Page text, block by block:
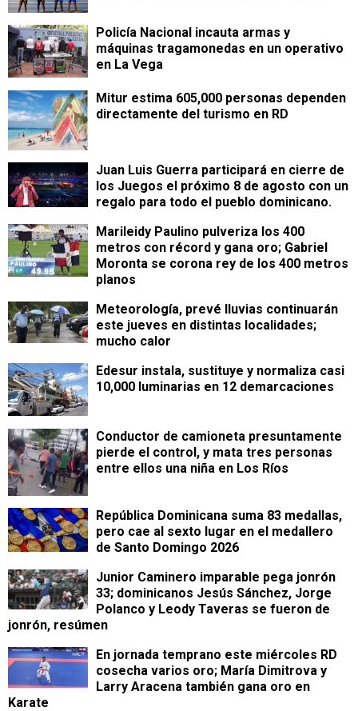
Policía Nacional incauta armas y
máquinas tragamonedas en un operativo
en La Vega
Mitur estima 605,000 personas dependen
directamente del turismo en RD
Juan Luis Guerra participará en cierre de
los Juegos el próximo 8 de agosto con un
regalo para todo el pueblo dominicano.
Marileidy Paulino pulveriza los 400
metros con récord y gana oro; Gabriel
Moronta se corona rey de los 400 metros
planos
Meteorología, prevé lluvias continuarán
este jueves en distintas localidades;
mucho calor
Edesur instala, sustituye y normaliza casi
10,000 luminarias en 12 demarcaciones
Conductor de camioneta presuntamente
pierde el control, y mata tres personas
entre ellos una niña en Los Ríos
República Dominicana suma 83 medallas,
pero cae al sexto lugar en el medallero
de Santo Domingo 2026
Junior Caminero imparable pega jonrón
33; dominicanos Jesús Sánchez, Jorge
Polanco y Leody Taveras se fueron de
jonrón, resúmen
En jornada temprano este miércoles RD
cosecha varios oro; María Dimitrova y
Larry Aracena también gana oro en
Karate